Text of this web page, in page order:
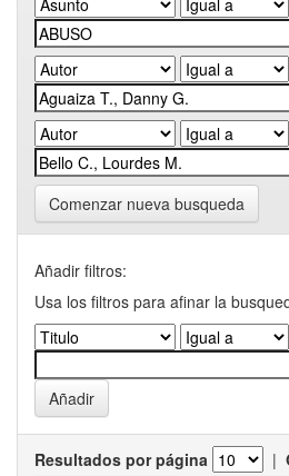
Comenzar nueva busqueda
Añadir filtros:
Usa los filtros para afinar la
Resultados por página |